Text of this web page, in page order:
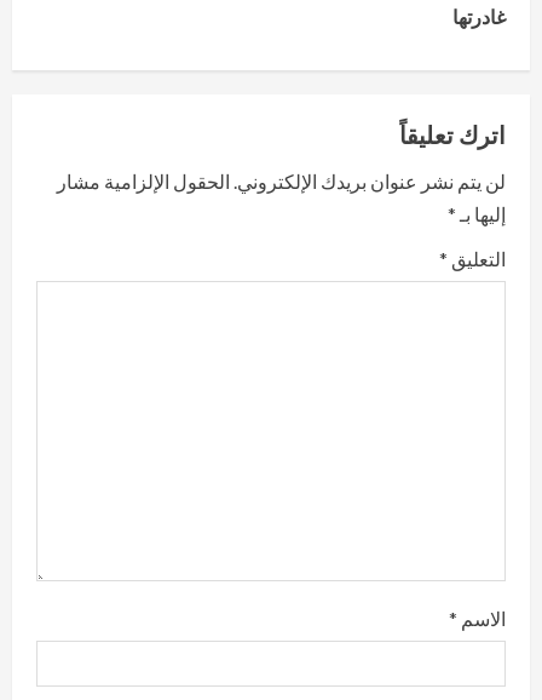
u
e
R
غادرتها
اترك تعليقاً
لن يتم نشر عنوان بريدك الإلكتروني. الحقول الإلزامية مشار
إليها بـ *
التعليق *
الاسم *